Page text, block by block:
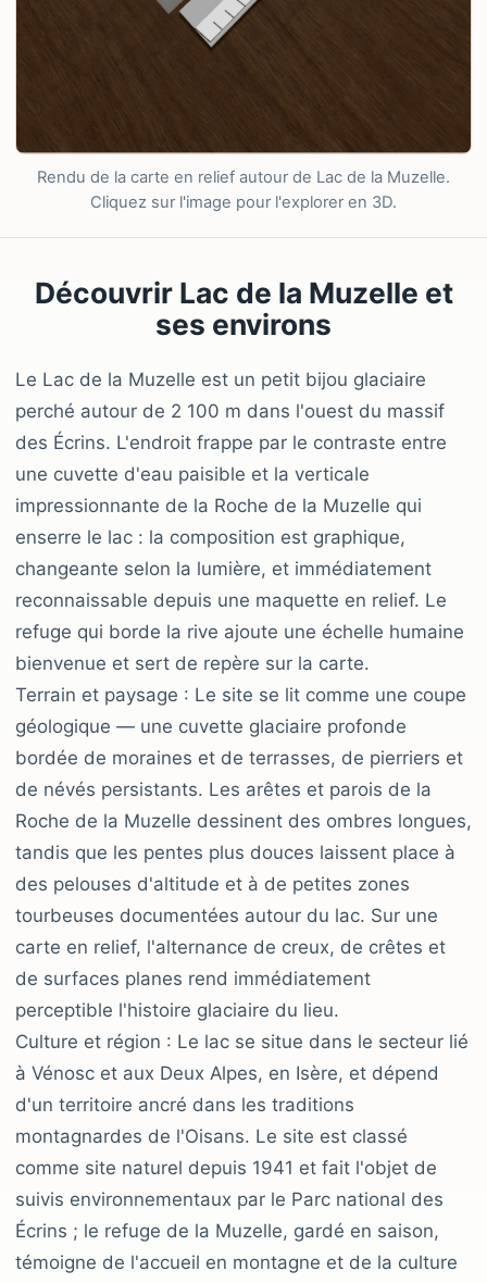
Rendu de la carte en relief autour de Lac de la Muzelle.
Cliquez sur l'image pour l'explorer en 3D.
Découvrir Lac de la Muzelle et
ses environs
Le Lac de la Muzelle est un petit bijou glaciaire
perché autour de 2 100 m dans l'ouest du massif
des Écrins. L'endroit frappe par le contraste entre
une cuvette d'eau paisible et la verticale
impressionnante de la Roche de la Muzelle qui
enserre le lac : la composition est graphique,
changeante selon la lumière, et immédiatement
reconnaissable depuis une maquette en relief. Le
refuge qui borde la rive ajoute une échelle humaine
bienvenue et sert de repère sur la carte.
Terrain et paysage : Le site se lit comme une coupe
géologique — une cuvette glaciaire profonde
bordée de moraines et de terrasses, de pierriers et
de névés persistants. Les arêtes et parois de la
Roche de la Muzelle dessinent des ombres longues,
tandis que les pentes plus douces laissent place à
des pelouses d'altitude et à de petites zones
tourbeuses documentées autour du lac. Sur une
carte en relief, l'alternance de creux, de crêtes et
de surfaces planes rend immédiatement
perceptible l'histoire glaciaire du lieu.
Culture et région : Le lac se situe dans le secteur lié
à Vénosc et aux Deux Alpes, en Isère, et dépend
d'un territoire ancré dans les traditions
montagnardes de l'Oisans. Le site est classé
comme site naturel depuis 1941 et fait l'objet de
suivis environnementaux par le Parc national des
Écrins ; le refuge de la Muzelle, gardé en saison,
témoigne de l'accueil en montagne et de la culture